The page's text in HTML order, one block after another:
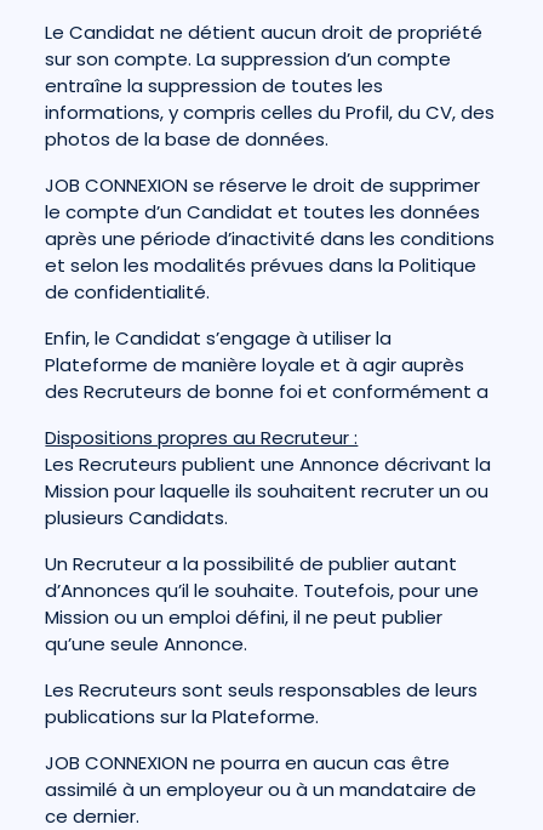
Le Candidat ne détient aucun droit de propriété
sur son compte. La suppression d’un compte
entraîne la suppression de toutes les
informations, y compris celles du Profil, du CV, des
photos de la base de données.
JOB CONNEXION se réserve le droit de supprimer
le compte d’un Candidat et toutes les données
après une période d’inactivité dans les conditions
et selon les modalités prévues dansla Politique
de confidentialité.
Enfin, le Candidat s’engage à utiliser la
Plateforme de manière loyale et à agir auprès
des Recruteurs de bonne foi et conformément a
Dispositions propres au Recruteur :
Les Recruteurs publient une Annonce décrivant la
Mission pour laquelle ils souhaitent recruter un ou
plusieurs Candidats.
Un Recruteur a la possibilité de publier autant
d’Annonces qu’il le souhaite. Toutefois, pour une
Mission ou un emploi défini, il ne peut publier
qu’une seule Annonce.
Les Recruteurs sont seuls responsables de leurs
publications sur la Plateforme.
JOB CONNEXION ne pourra en aucun cas être
assimilé à un employeur ou à un mandataire de
ce dernier.